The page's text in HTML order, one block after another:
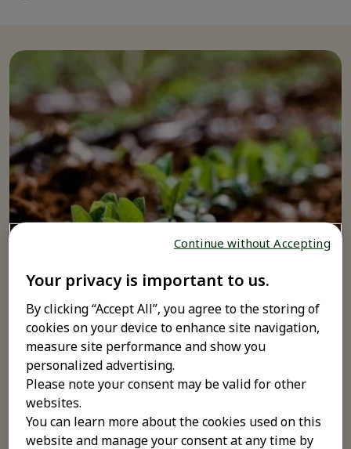
Składniki
Essentiale® wykorzystuje wyłącznie ekstrakty
naturalnych, roślinnych fosfolipidów pochodzących z
soi, które mogą integrować się z błonami komórkowymi
i współtworzyć ich skład wraz z endogennymi
fosfolipidami.
Essentiale ®zawiera mieszaninę fosfolipidów
wyprowadzonych z niezbędnych kwasów tłuszczowych,
Your privacy is important to us.
By clicking “Accept All”, you agree to the storing of
cookies on your device to enhance site navigation,
measure site performance and show you
personalized advertising.
Please note your consent may be valid for other
websites.
You can learn more about the cookies used on this
website and manage your consent at any time by
Continue without Accepting